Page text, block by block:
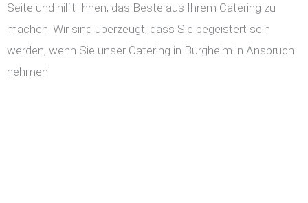
Seite und hilft Ihnen, das Beste aus Ihrem Catering zu
machen. Wir sind überzeugt, dass Sie begeistert sein
werden, wenn Sie unser Catering in Burgheim in Anspruch
nehmen!